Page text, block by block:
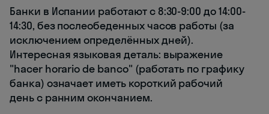
Банки в Испании работают с 8:30-9:00 до 14:00-
14:30, без послеобеденных часов работы (за
исключением определённых дней).
Интересная языковая деталь: выражение
"hacer horario de banco" (работать по графику
банка) означает иметь короткий рабочий
день с ранним окончанием.